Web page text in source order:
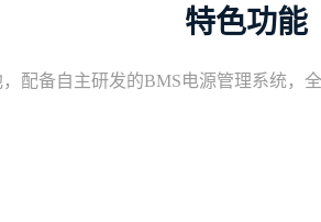
特色功能
配备自主研发的BMS电源管理系统，